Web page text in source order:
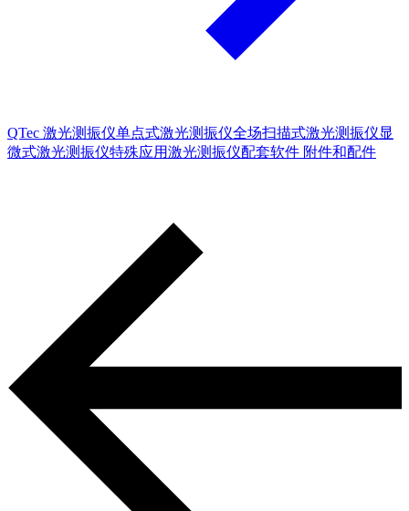
QTec 激光测振仪单点式激光测振仪全场扫描式激光测振仪显
微式激光测振仪特殊应用激光测振仪配套软件 附件和配件